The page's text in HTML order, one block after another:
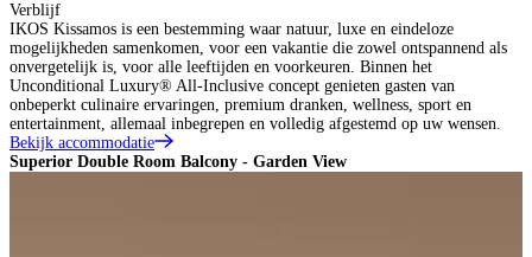
Verblijf
IKOS Kissamos is een bestemming waar natuur, luxe en eindeloze
mogelijkheden samenkomen, voor een vakantie die zowel ontspannend als
onvergetelijk is, voor alle leeftijden en voorkeuren. Binnen het
Unconditional Luxury® All-Inclusive concept genieten gasten van
onbeperkt culinaire ervaringen, premium dranken, wellness, sport en
entertainment, allemaal inbegrepen en volledig afgestemd op uw wensen.
Bekijk accommodatie
Superior Double Room Balcony - Garden View